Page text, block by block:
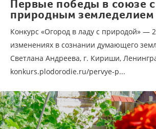
Первые победы в союзе с
природным земледелием
Конкурс «Огород в ладу с природой» —
изменениях в сознании думающего
Светлана Андреева, г. Кириши,
konkurs.plodorodie.ru/pervye-p...